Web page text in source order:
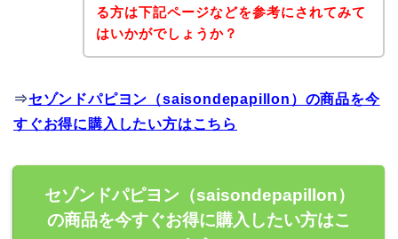
る方は下記ページなどを参考にされてみて
はいかがでしょうか？
⇒セゾンドパピヨン（saisondepapillon）の商品を今
すぐお得に購入したい方はこちら
セゾンドパピヨン（saisondepapillon）
の商品を今すぐお得に購入したい方はこ